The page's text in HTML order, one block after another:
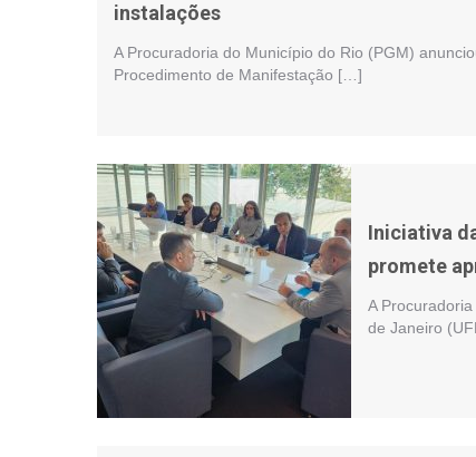
instalações
A Procuradoria do Município do Rio (PGM)
Procedimento de Manifestação […]
Iniciativa
promete
A
de Janeiro